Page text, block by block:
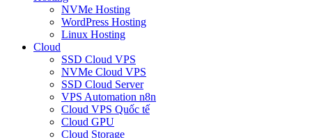
NVMe Hosting
WordPress Hosting
Linux Hosting
Cloud
SSD Cloud VPS
NVMe Cloud VPS
SSD Cloud Server
VPS Automation n8n
Cloud VPS Quốc tế
Cloud GPU
Cloud Storage